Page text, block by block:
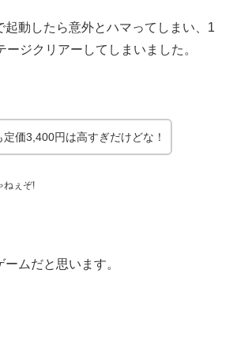
起動したら意外とハマってしまい、1
ージクリアーしてしまいました。
定価3,400円は高すぎだけどな！
ねぇぞ!
ムだと思います。